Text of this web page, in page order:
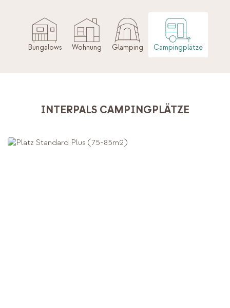
Bungalows Wohnung Glamping Campingplätze
INTERPALS CAMPINGPLÄTZE